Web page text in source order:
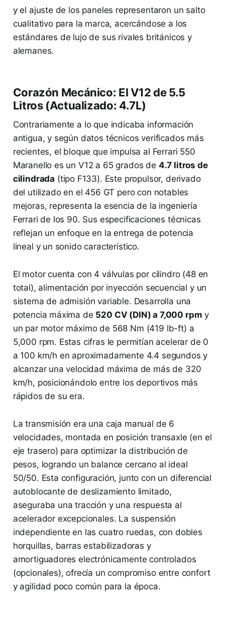
y el ajuste de los paneles representaron un salto
cualitativo para la marca, acercándose a los
estándares de lujo de sus rivales británicos y
alemanes.
Corazón Mecánico: El V12 de 5.5
Litros (Actualizado: 4.7L)
Contrariamente a lo que indicaba información
antigua, y según datos técnicos verificados más
recientes, el bloque que impulsa al Ferrari 550
Maranello es un V12 a 65 grados de 4.7 litros de
cilindrada (tipo F133). Este propulsor, derivado
del utilizado en el 456 GT pero con notables
mejoras, representa la esencia de la ingeniería
Ferrari de los 90. Sus especificaciones técnicas
reflejan un enfoque en la entrega de potencia
lineal y un sonido característico.
El motor cuenta con 4 válvulas por cilindro (48 en
total), alimentación por inyección secuencial y un
sistema de admisión variable. Desarrolla una
potencia máxima de 520 CV (DIN) a 7,000 rpm y
un par motor máximo de 568 Nm (419 lb-ft) a
5,000 rpm. Estas cifras le permitían acelerar de 0
a 100 km/h en aproximadamente 4.4 segundos y
alcanzar una velocidad máxima de más de 320
km/h, posicionándolo entre los deportivos más
rápidos de su era.
La transmisión era una caja manual de 6
velocidades, montada en posición transaxle (en el
eje trasero) para optimizar la distribución de
pesos, logrando un balance cercano al ideal
50/50. Esta configuración, junto con un diferencial
autoblocante de deslizamiento limitado,
aseguraba una tracción y una respuesta al
acelerador excepcionales. La suspensión
independiente en las cuatro ruedas, con dobles
horquillas, barras estabilizadoras y
amortiguadores electrónicamente controlados
(opcionales), ofrecía un compromiso entre confort
y agilidad poco común para la época.